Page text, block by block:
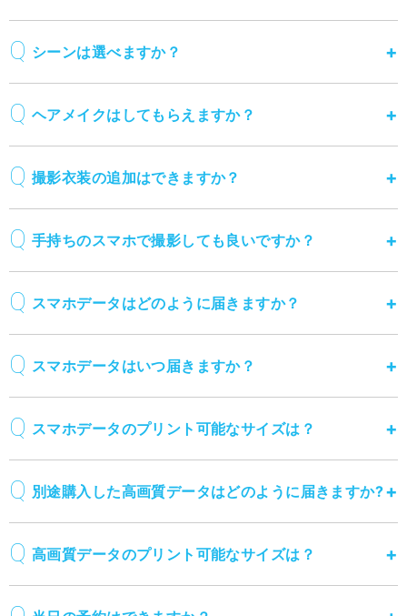
シーンは選べますか？
ヘアメイクはしてもらえますか？
撮影衣装の追加はできますか？
手持ちのスマホで撮影しても良いですか？
スマホデータはどのように届きますか？
スマホデータはいつ届きますか？
スマホデータのプリント可能なサイズは？
別途購入した高画質データはどのように届きますか?
高画質データのプリント可能なサイズは？